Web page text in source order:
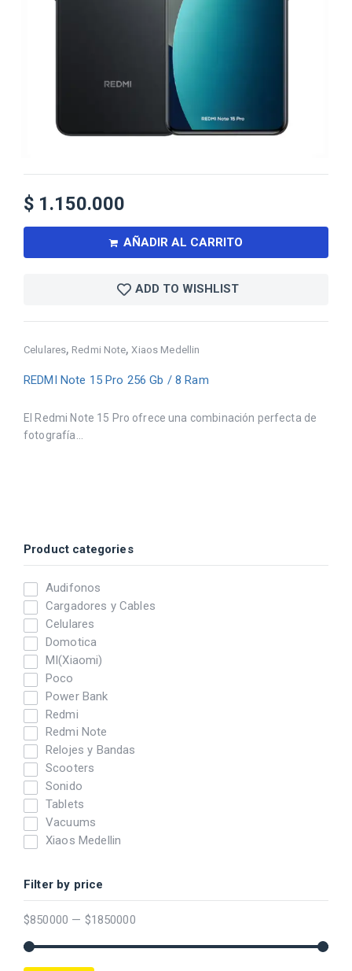
Product categories
Audifonos
Cargadores y Cables
Celulares
Domotica
MI(Xiaomi)
Poco
Power Bank
Redmi
Redmi Note
Relojes y Bandas
Scooters
Sonido
Tablets
Vacuums
Xiaos Medellin
Filter by price
$850000 — $1850000
Celulares, Redmi Note,Xiaos Medellin
REDMI Note 15 Pro 256 Gb / 8 Ram
El Redmi Note 15 Pro ofrece una combinación perfecta de
fotografía...
$ 1.150.000
AÑADIR AL CARRITO
ADD TO WISHLIST